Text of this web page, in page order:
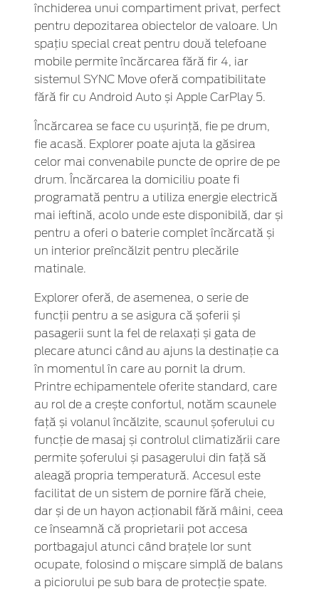
închiderea unui compartiment privat, perfect
pentru depozitarea obiectelor de valoare. Un
spațiu special creat pentru două telefoane
mobile permite încărcarea fără fir 4, iar
sistemul SYNC Move oferă compatibilitate
fără fir cu Android Auto și Apple CarPlay 5.
Încărcarea se face cu ușurință, fie pe drum,
fie acasă. Explorer poate ajuta la găsirea
celor mai convenabile puncte de oprire de pe
drum. Încărcarea la domiciliu poate fi
programată pentru a utiliza energie electrică
mai ieftină, acolo unde este disponibilă, dar și
pentru a oferi o baterie complet încărcată și
un interior preîncălzit pentru plecările
matinale.
Explorer oferă, de asemenea, o serie de
funcții pentru a se asigura că șoferii și
pasagerii sunt la fel de relaxați și gata de
plecare atunci când au ajuns la destinație ca
în momentul în care au pornit la drum.
Printre echipamentele oferite standard, care
au rol de a crește confortul, notăm scaunele
față și volanul încălzite, scaunul șoferului cu
funcție de masaj și controlul climatizării care
permite șoferului și pasagerului din față să
aleagă propria temperatură. Accesul este
facilitat de un sistem de pornire fără cheie,
dar și de un hayon acționabil fără mâini, ceea
ce înseamnă că proprietarii pot accesa
portbagajul atunci când brațele lor sunt
ocupate, folosind o mișcare simplă de balans
a piciorului pe sub bara de protecție spate.